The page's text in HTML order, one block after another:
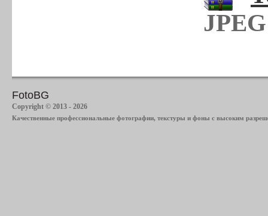
FotoBG
Copyright © 2013 - 2026
Качественные профессиональные фотографии, текстуры и фоны с высоким